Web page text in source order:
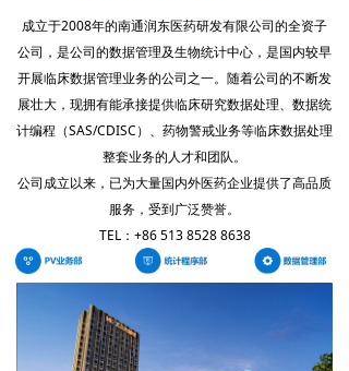
成立于2008年的南通润东医药研发有限公司的全资子
公司，是公司的数据管理及生物统计中心，是国内较早
开展临床数据管理业务的公司之一。随着公司的不断发
展壮大，现拥有能承接提供临床研究数据处理、数据统
计编程（SAS/CDISC）、药物警戒业务等临床数据处理
整套业务的人才和团队。
公司成立以来，已为大量国内外医药企业提供了高品质
服务，受到广泛赞誉。
TEL：+86 513 8528 8638